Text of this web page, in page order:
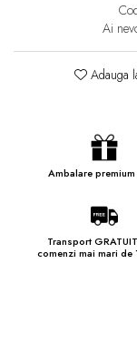
Ai
Adauga
Ambalare
Transport
comenzi mai mari de